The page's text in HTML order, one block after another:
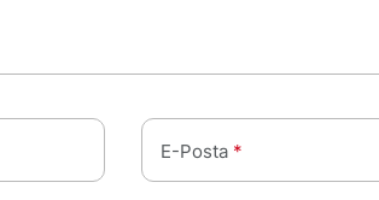
E-Posta *